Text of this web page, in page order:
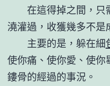
在這得掉之間，只
澆灌過，收獲幾多不是
主要的是，躲在細
使你痛、使你愛、使
鏤骨的經過的事況。